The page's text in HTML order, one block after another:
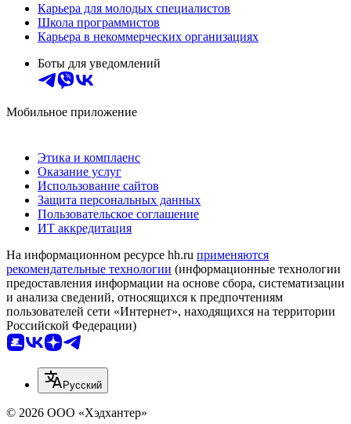
Карьера для молодых специалистов
Школа программистов
Карьера в некоммерческих организациях
Боты для уведомлений
Мобильное приложение
Этика и комплаенс
Оказание услуг
Использование сайтов
Защита персональных данных
Пользовательское соглашение
ИТ аккредитация
На информационном ресурсе hh.ru применяются
рекомендательные технологии (информационные технологии
предоставления информации на основе сбора, систематизации
и анализа сведений, относящихся к предпочтениям
пользователей сети «Интернет», находящихся на территории
Российской Федерации)
Русский
© 2026 ООО «Хэдхантер»